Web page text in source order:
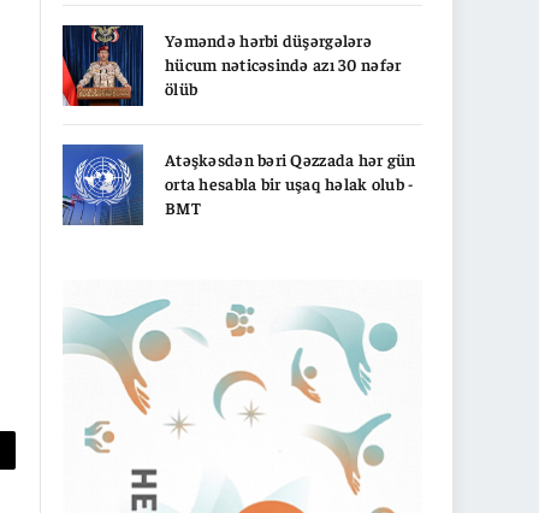
Yəməndə hərbi düşərgələrə
hücum nəticəsində azı 30 nəfər
ölüb
Atəşkəsdən bəri Qəzzada hər gün
orta hesabla bir uşaq həlak olub -
BMT